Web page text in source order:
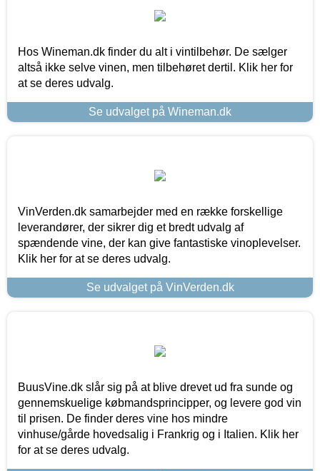
Hos Wineman.dk finder du alt i vintilbehør. De sælger
altså ikke selve vinen, men tilbehøret dertil. Klik her for
at se deres udvalg.
Se udvalget på Wineman.dk
VinVerden.dk samarbejder med en række forskellige
leverandører, der sikrer dig et bredt udvalg af
spændende vine, der kan give fantastiske vinoplevelser.
Klik her for at se deres udvalg.
Se udvalget på VinVerden.dk
BuusVine.dk slår sig på at blive drevet ud fra sunde og
gennemskuelige købmandsprincipper, og levere god vin
til prisen. De finder deres vine hos mindre
vinhuse/gårde hovedsalig i Frankrig og i Italien. Klik her
for at se deres udvalg.